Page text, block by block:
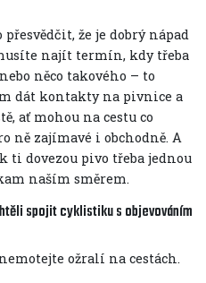
že je dobrý nápad
najít termín, kdy třeba
něco takového – to
dát kontakty na pivnice a
ať mohou na cestu co
ně zajímavé i obchodně. A
ti dovezou pivo třeba jednou
naším směrem.
spojit cyklistiku s objevováním
ožralí na cestách.